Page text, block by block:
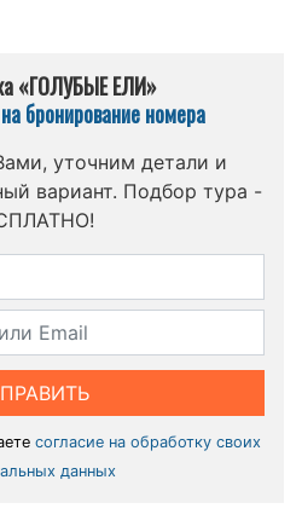
«ГОЛУБЫЕ ЕЛИ»
бронирование номера
уточним детали и
вариант. Подбор тура -
согласие на обработку своих
данных